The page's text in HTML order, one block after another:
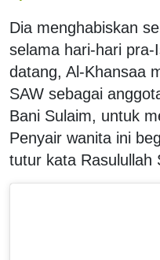
Dia menghabiskan
selama hari-hari
datang, Al-Khansaa
SAW sebagai
Bani Sulaim, untuk
Penyair wanita ini
tutur kata Rasulullah